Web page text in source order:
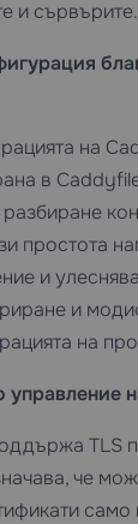
и сървърите.
на
в
разбиране
простота
и
и
на
TLS
че
само